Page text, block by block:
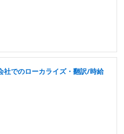
社でのローカライズ・翻訳/時給